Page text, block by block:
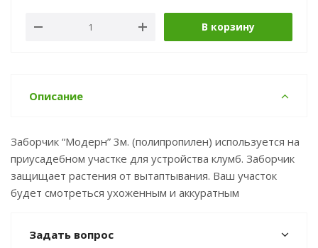
В корзину
Описание
Заборчик “Модерн” 3м. (полипропилен) используется на
приусадебном участке для устройства клумб. Заборчик
защищает растения от вытаптывания. Ваш участок
будет смотреться ухоженным и аккуратным
Задать вопрос